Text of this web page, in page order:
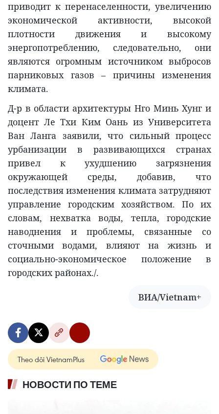
приводит к перенаселенности, увеличению
экономической активности, высокой
плотности движения и высокому
энергопотреблению, следовательно, они
являются огромным источником выбросов
парниковых газов – причины изменения
климата.
Д-р в области архитектуры Нго Минь Хунг и
доцент Ле Тхи Ким Оань из Университета
Ван Ланга заявили, что сильный процесс
урбанизации в развивающихся странах
привел к ухудшению загрязнения
окружающей среды, добавив, что
последствия изменения климата затрудняют
управление городским хозяйством. По их
словам, нехватка воды, тепла, городские
наводнения и проблемы, связанные со
сточными водами, влияют на жизнь и
социально-экономическое положение в
городских районах./.
ВИА/Vietnam+
Theo dõi VietnamPlus
НОВОСТИ ПО ТЕМЕ